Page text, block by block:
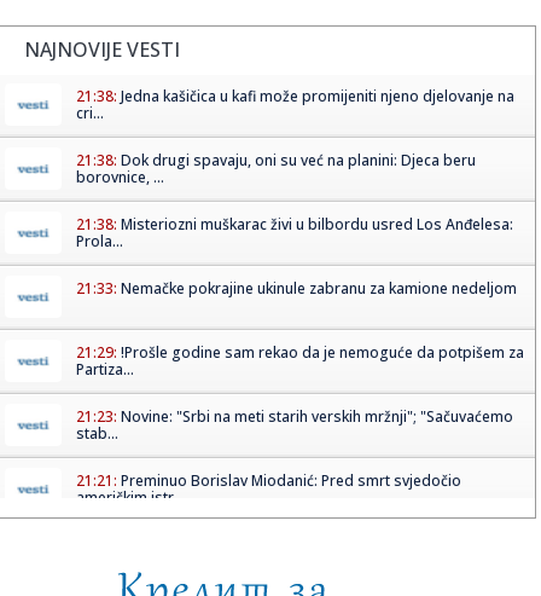
NAJNOVIJE VESTI
21:38: Jedna kašičica u kafi može promijeniti njeno djelovanje na
cri...
21:38: Dok drugi spavaju, oni su već na planini: Djeca beru
borovnice, ...
21:38: Misteriozni muškarac živi u bilbordu usred Los Anđelesa:
Prola...
21:33: Nemačke pokrajine ukinule zabranu za kamione nedeljom
21:29: !Prošle godine sam rekao da je nemoguće da potpišem za
Partiza...
21:23: Novine: "Srbi na meti starih verskih mržnji"; "Sačuvaćemo
stab...
21:21: Preminuo Borislav Miodanić: Pred smrt svjedočio
američkim istr...